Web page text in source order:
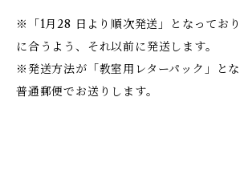
※「1月28 日より順次発送」となってお
に合うよう、それ以前に発送します。
※発送方法が「教室用レターパック」とな
普通郵便でお送りします。